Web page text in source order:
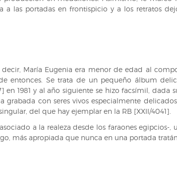
a las portadas en frontispicio y a los retratos
María Eugenia era menor de edad al
entonces. Se trata de un pequeño álbum
1981 y al año siguiente se hizo facsímil, dada
con seres vivos especialmente
del que hay ejemplar en la RB [XXII/4041].
a la realeza desde los faraones egipcios-
más apropiada que nunca en una portada